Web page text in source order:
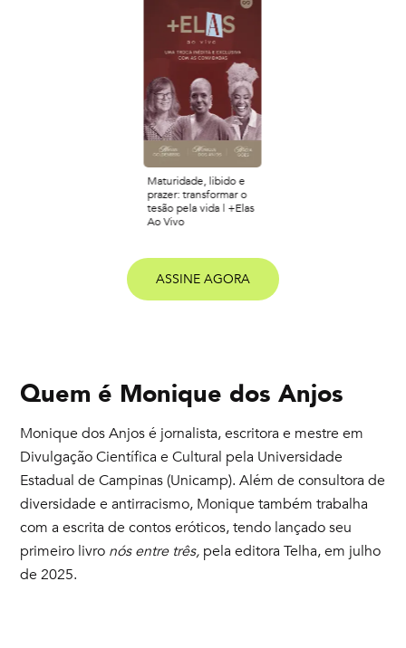
Maturidade, libido e
prazer: transformar o
tesão pela vida | +Elas
Ao Vivo
ASSINE AGORA
Quem é Monique dos Anjos
Monique dos Anjos é jornalista, escritora e mestre em
Divulgação Científica e Cultural pela Universidade
Estadual de Campinas (Unicamp). Além de consultora de
diversidade e antirracismo, Monique também trabalha
com a escrita de contos eróticos, tendo lançado seu
primeiro livro nós entre três, pela editora Telha, em julho
de 2025.